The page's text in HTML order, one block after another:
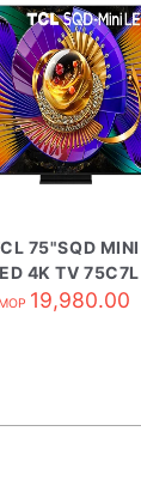
75"SQD MINI
4K TV 75C7L
MOP 19,980.00